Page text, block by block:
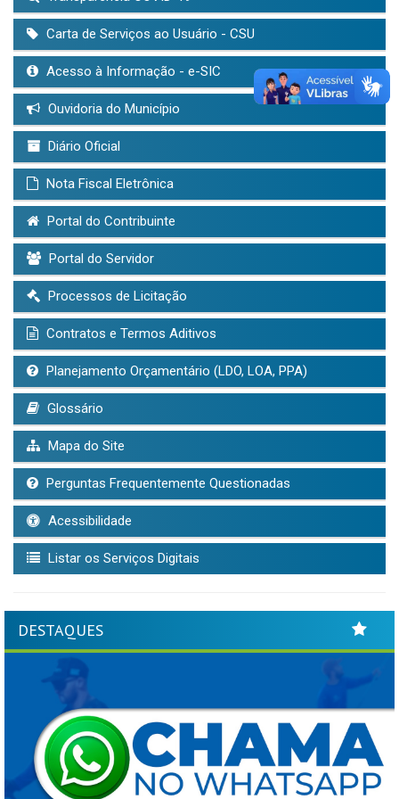
Carta de Serviços ao Usuário - CSU
Acesso à Informação - e-SIC
Ouvidoria do Município
Diário Oficial
Nota Fiscal Eletrônica
Portal do Contribuinte
Portal do Servidor
Processos de Licitação
Contratos e Termos Aditivos
Planejamento Orçamentário (LDO, LOA, PPA)
Glossário
Mapa do Site
Perguntas Frequentemente Questionadas
Acessibilidade
Listar os Serviços Digitais
DESTAQUES